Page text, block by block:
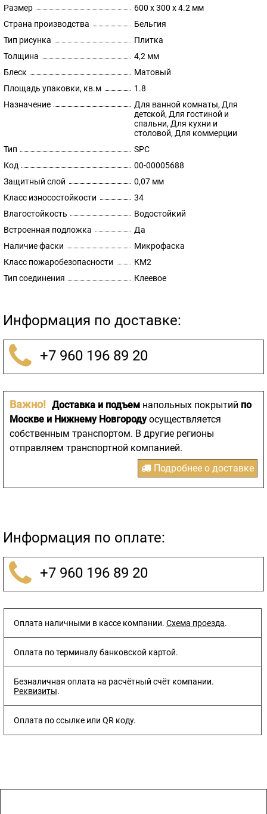
Размер
600 x 300 x 4.2 мм
Страна производства
Бельгия
Тип рисунка
Плитка
Толщина
4,2 мм
Блеск
Матовый
Площадь упаковки, кв.м
1.8
Назначение
Для ванной комнаты, Для
детской, Для гостиной и
спальни, Для кухни и
столовой, Для коммерции
Тип
SPC
Код
00-00005688
Защитный слой
0,07 мм
Класс износостойкости
34
Влагостойкость
Водостойкий
Встроенная подложка
Да
Наличие фаски
Микрофаска
Класс пожаробезопасности
КМ2
Тип соединения
Клеевое
Информация по доставке:
+7 960 196 89 20
Важно! Доставка и подъем напольных покрытий по
Москве и Нижнему Новгородуосуществляется
собственным транспортом. В другие регионы
отправляем транспортной компанией.
Подробнее о доставке
Информация по оплате:
+7 960 196 89 20
Оплата наличными в кассе компании. Схема проезда.
Оплата по терминалу банковской картой.
Безналичная оплата на расчётный счёт компании.
Реквизиты.
Оплата по ссылке или QR коду.